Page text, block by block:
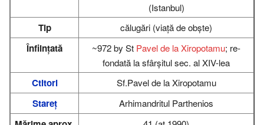
(Istanbul)
Tip călugări (viaţă de obşte)
Înființată ~972 by St Pavel de la Xiropotamu; re-
fondată la sfârşitul sec. al XIV-lea
Ctitori Sf.Pavel de la Xiropotamu
Stareț Arhimandritul Parthenios